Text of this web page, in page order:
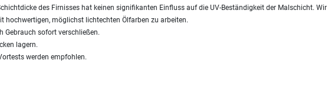
des Firnisses hat keinen signifikanten Einfluss auf die UV-Beständigkeit der Malschicht.
hochwertigen, möglichst lichtechten Ölfarben zu arbeiten.
Gebrauch sofort verschließen.
lagern.
werden empfohlen.